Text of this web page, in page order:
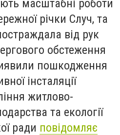
масштабні роботи
річки Случ, та
від рук
обстеження
пошкодження
інсталяції
житлово-
та екології
ради повідомляє